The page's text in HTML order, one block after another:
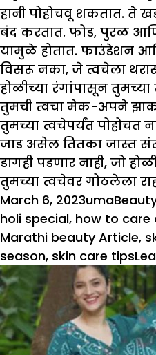
हानी पोहोचवू शकतात. ते
बंद करतात. फोड, पुरळ
यामुळे होतात. फाउंडेशन
विसरू नका, जे त्वचेला
होळीच्या रंगांपासून
तुमची त्वचा मेक-अपने
तुमच्या त्वचेपर्यंत पोहोचत
जाड असेल तितका जास्त
डागही पडणार नाही, जो
तुमच्या त्वचेवर गोठलेला
Posted
on
March 6, 2023Author
uma
holi special, how to care
Marathi beauty Article,
season, skin care tips